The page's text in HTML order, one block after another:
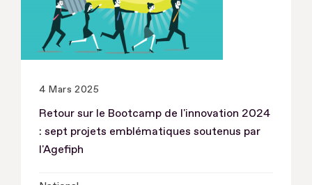
4 Mars 2025
Retour sur le Bootcamp de l'innovation 2024
: sept projets emblématiques soutenus par
l'Agefiph